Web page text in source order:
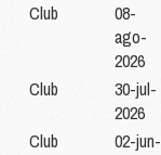
Club
08-
ago-
2026
Club
30-jul-
2026
Club
02-jun-